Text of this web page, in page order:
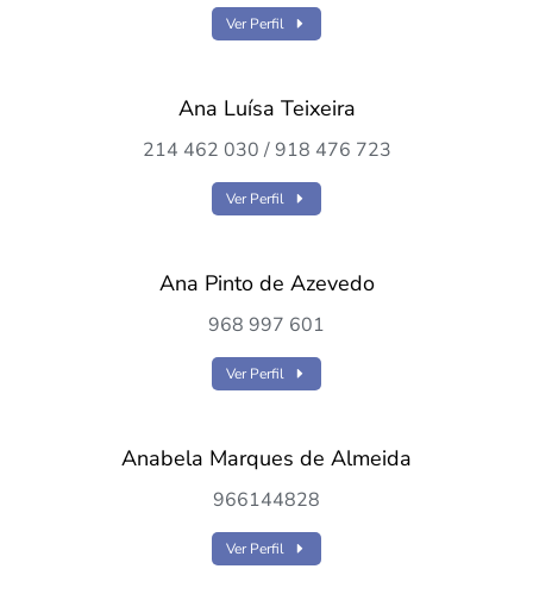
Ver Perfil
Ana Luísa Teixeira
214 462 030 / 918 476 723
Ver Perfil
Ana Pinto de Azevedo
968 997 601
Ver Perfil
Anabela Marques de Almeida
966144828
Ver Perfil